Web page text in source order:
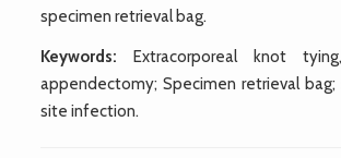
specimen retrieval bag.
Keywords: Extracorporeal knot
appendectomy; Specimen retrieval bag;
site infection.